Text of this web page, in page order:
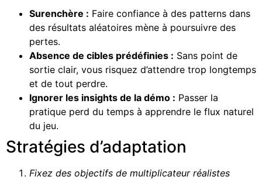
Surenchère : Faire confiance à des patterns dans
des résultats aléatoires mène à poursuivre des
pertes.
Absence de cibles prédéfinies : Sans point de
sortie clair, vous risquez d’attendre trop longtemps
et de tout perdre.
Ignorer les insights de la démo : Passer la
pratique perd du temps à apprendre le flux naturel
du jeu.
Stratégies d’adaptation
Fixez des objectifs de multiplicateur réalistes